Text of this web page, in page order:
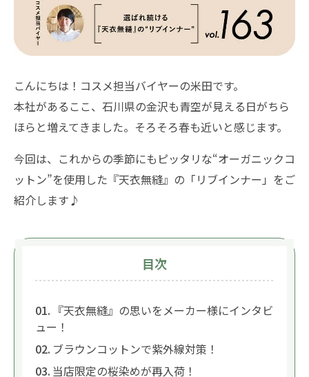
こんにちは！コスメ担当バイヤーの米田です。
本社があるここ、石川県の金沢も青空が見える日がちら
ほらと増えてきました。そろそろ春も近いと感じます。
今回は、これからの季節にもピッタリな“オーガニックコ
ットン”を使用した『天衣無縫』の「リブインナー」をご
紹介します♪
目次
『天衣無縫』の思いをメーカー様にインタビ
ュー！
ブラウンコットンで紫外線対策！
当店限定の桜染めが再入荷！